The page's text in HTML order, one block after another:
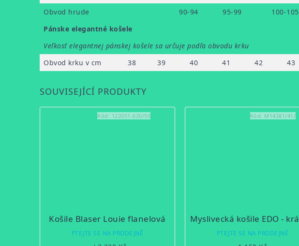
Obvod hrude
90-94 95-99 100-105
Pánske elegantné košele
Veľkosť elegantnej pánskej košele sa určuje podľa obvodu krku
Obvod krku v cm
38 39 40 41 42 43
SOUVISEJÍCÍ PRODUKTY
Košile Blaser Louie flanelová
PTEJTE SE NA PRODEJNĚ
Kód: 122051-620/50
PTEJTE SE NA PRODEJNĚ
Kód: M14281/41/